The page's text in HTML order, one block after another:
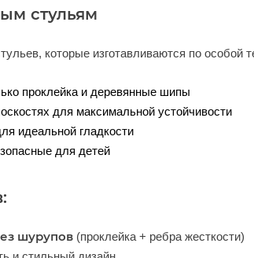
стульям
которые изготавливаются по особой
проклейка и деревянные шипы
для максимальной устойчивости
идеальной гладкости
для детей
шурупов (проклейка + ребра жесткости)